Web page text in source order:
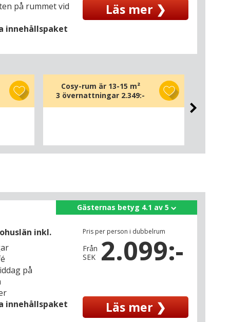
på rummet vid
innehållspaket
Läs mer ❯
Cosy-rum är 13-15 m²
3 övernattningar 2.349:-
inkl.
på
innehållspaket
Pris per person i dubbelrum
Från
SEK
2.099:-
Läs mer ❯
Gästernas betyg 4.1 av 5